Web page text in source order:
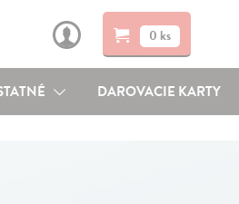
0 ks
DAROVACIE KARTY